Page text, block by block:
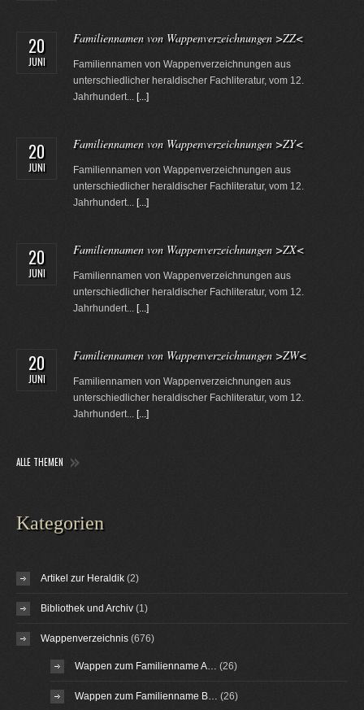
20
JUNI
Familiennamen von Wappenverzeichnungen >ZZ<
Familiennamen von Wappenverzeichnungen aus
unterschiedlicher heraldischer Fachliteratur, vom 12.
Jahrhundert... [...]
20
JUNI
Familiennamen von Wappenverzeichnungen >ZY<
Familiennamen von Wappenverzeichnungen aus
unterschiedlicher heraldischer Fachliteratur, vom 12.
Jahrhundert... [...]
20
JUNI
Familiennamen von Wappenverzeichnungen >ZX<
Familiennamen von Wappenverzeichnungen aus
unterschiedlicher heraldischer Fachliteratur, vom 12.
Jahrhundert... [...]
20
JUNI
Familiennamen von Wappenverzeichnungen >ZW<
Familiennamen von Wappenverzeichnungen aus
unterschiedlicher heraldischer Fachliteratur, vom 12.
Jahrhundert... [...]
ALLE THEMEN
Kategorien
Artikel zur Heraldik (2)
Bibliothek und Archiv (1)
Wappenverzeichnis (676)
Wappen zum Familienname A… (26)
Wappen zum Familienname B… (26)